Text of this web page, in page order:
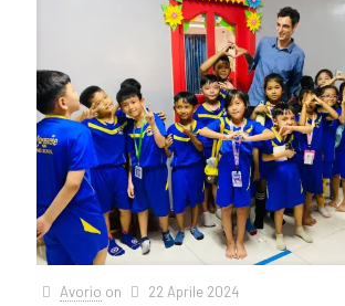
Avorio on 22 Aprile 2024